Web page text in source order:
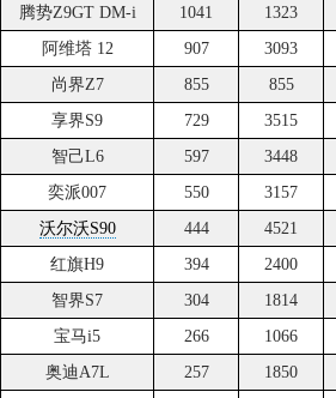
腾势Z9GT DM-i 1041
1323
阿维塔 12 907
3093
尚界Z7 855
855
享界S9 729
3515
智己L6 597
3448
奕派007 550
3157
沃尔沃S90 444
4521
红旗H9 394
2400
智界S7 304
1814
宝马i5 266
1066
奥迪A7L 257
1850